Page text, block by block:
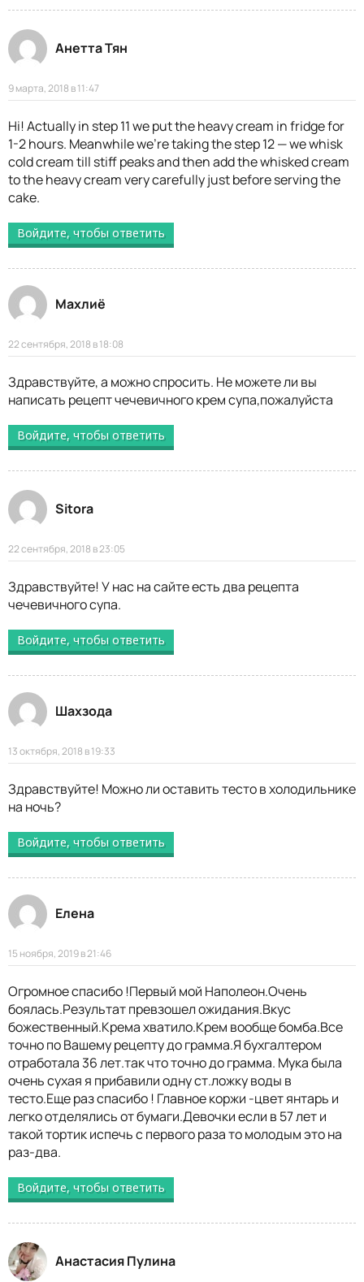
Анетта Тян
9 марта, 2018 в 11:47
Hi! Actually in step 11 we put the heavy cream in fridge for
1-2 hours. Meanwhile we’re taking the step 12 — we whisk
cold cream till stiff peaks and then add the whisked cream
to the heavy cream very carefully just before serving the
cake.
Войдите, чтобы ответить
Махлиё
22 сентября, 2018 в 18:08
Здравствуйте, а можно спросить. Не можете ли вы
написать рецепт чечевичного крем супа,пожалуйста
Войдите, чтобы ответить
Sitora
22 сентября, 2018 в 23:05
Здравствуйте! У нас на сайте есть два рецепта
чечевичного супа.
Войдите, чтобы ответить
Шахзода
13 октября, 2018 в 19:33
Здравствуйте! Можно ли оставить тесто в холодильнике
на ночь?
Войдите, чтобы ответить
Елена
15 ноября, 2019 в 21:46
Огромное спасибо !Первый мой Наполеон.Очень
боялась.Результат превзошел ожидания.Вкус
божественный.Крема хватило.Крем вообще бомба.Все
точно по Вашему рецепту до грамма.Я бухгалтером
отработала 36 лет.так что точно до грамма. Мука была
очень сухая я прибавили одну ст.ложку воды в
тесто.Еще раз спасибо ! Главное коржи -цвет янтарь и
легко отделялись от бумаги.Девочки если в 57 лет и
такой тортик испечь с первого раза то молодым это на
раз-два.
Войдите, чтобы ответить
Анастасия Пулина